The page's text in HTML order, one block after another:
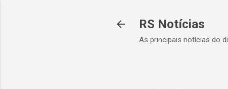
RS Notícias
As principais notícias do